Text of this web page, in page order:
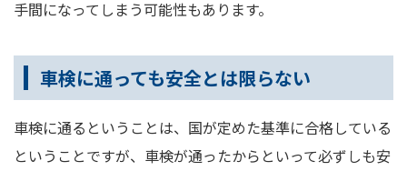
手間になってしまう可能性もあります。
車検に通っても安全とは限らない
車検に通るということは、国が定めた基準に合格している
ということですが、車検が通ったからといって必ずしも安